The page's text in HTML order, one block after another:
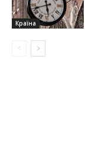
Країна